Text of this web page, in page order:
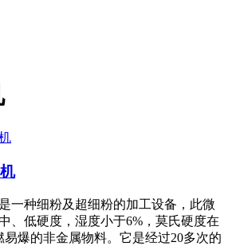
一种细粉及超细粉的加工设备，此微
、低硬度，湿度小于6%，莫氏硬度在
易爆的非金属物料。它是经过20多次的